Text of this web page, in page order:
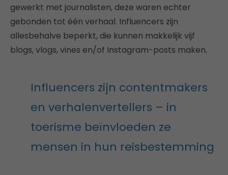
gewerkt met journalisten, deze waren echter
gebonden tot één verhaal. Influencers zijn
allesbehalve beperkt, die kunnen makkelijk vijf
blogs, vlogs, vines en/of Instagram-posts maken.
Influencers zijn contentmakers
en verhalenvertellers – in
toerisme beïnvloeden ze
mensen in hun reisbestemming